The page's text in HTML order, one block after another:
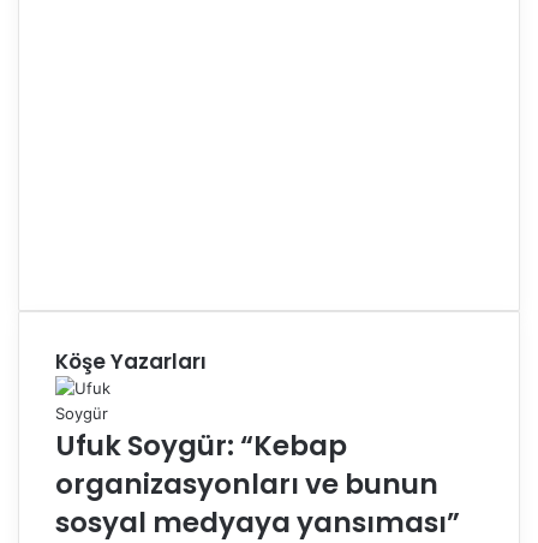
Köşe Yazarları
Ufuk Soygür: “Kebap
organizasyonları ve bunun
sosyal medyaya yansıması”